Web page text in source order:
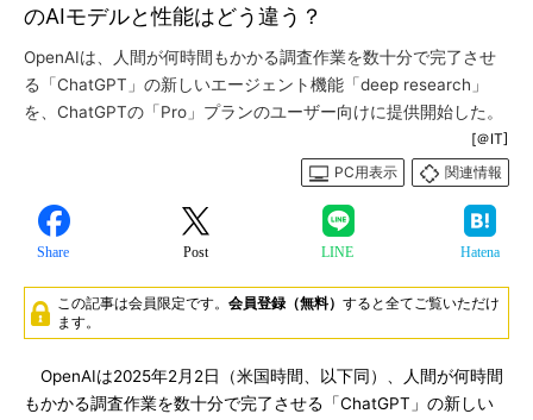
のAIモデルと性能はどう違う？
OpenAIは、人間が何時間もかかる調査作業を数十分で完了させ
る「ChatGPT」の新しいエージェント機能「deep research」
を、ChatGPTの「Pro」プランのユーザー向けに提供開始した。
[＠IT]
PC用表示
関連情報
Share Post LINE Hatena
この記事は会員限定です。 会員登録（無料） すると全てご覧いただけ
ます。
OpenAIは2025年2月2日（米国時間、以下同）、人間が何時間
もかかる調査作業を数十分で完了させる「ChatGPT」の新しい